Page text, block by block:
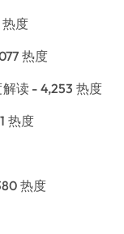
热度
热度
读 - 4,253 热度
热度
热度